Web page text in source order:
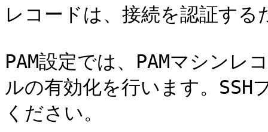
レコードは、接続を認証す
PAM設定では、PAMマシン
ルの有効化を行います。SSH
ください。